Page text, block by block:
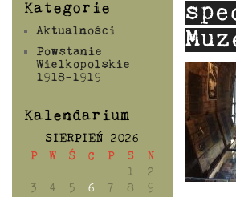
Kategorie
Aktualności
Powstanie
Wielkopolskie
1918-1919
Kalendarium
SIERPIEŃ 2026
P
W Ś C P S
N
1
2
3
4 5 6 7 8
9